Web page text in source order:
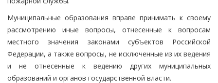
Муниципальные образования вправе принимать к своему
рассмотрению иные вопросы, отнесенные к вопросам
местного значения законами субъектов Российской
Федерации, а также вопросы, не исключенные из их ведения
и не отнесенные к ведению других муниципальных
образований и органов государственной власти.